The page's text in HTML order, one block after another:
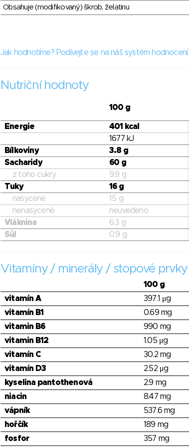
Obsahuje (modifikovaný) škrob, želatinu
Jak hodnotíme? Podívejte se na náš systém hodnocení.
Nutriční hodnoty
100 g
Energie 401 kcal
1677 kJ
Bílkoviny
3.8 g
Sacharidy
60 g
z toho cukry
9.9 g
Tuky
16 g
nasycené
15 g
nenasycené
neuvedeno
Vláknina
6.3 g
Sůl
0.9 g
Vitamíny / minerály / stopové prvky
100 g
vitamín A
397.1 μg
vitamín B1
0.69 mg
vitamin B6
990 mg
vitamin B12
1.05 μg
vitamín C
30.2 mg
vitamín D3
2.52 μg
kyselina pantothenová
2.9 mg
niacin
8.47 mg
vápník
537.6 mg
hořčík
189 mg
fosfor
357 mg